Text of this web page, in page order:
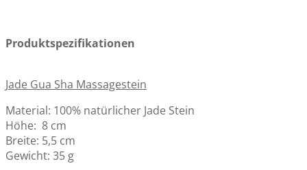
Produktspezifikationen
Jade Gua Sha Massagestein
Material: 100% natürlicher Jade Stein
Höhe: 8 cm
Breite: 5,5 cm
Gewicht: 35 g